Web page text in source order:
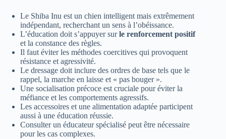
Le Shiba Inu est un chien intelligent mais extrêmement
indépendant, recherchant un sens à l’obéissance.
L’éducation doit s’appuyer surle renforcement positif
et la constance des règles.
Il faut éviter les méthodes coercitives qui provoquent
résistance et agressivité.
Le dressage doit inclure des ordres de base tels que le
rappel, la marche en laisse et « pas bouger ».
Une socialisation précoce est cruciale pour éviter la
méfiance et les comportements agressifs.
Les accessoires et une alimentation adaptée participent
aussi à une éducation réussie.
Consulter un éducateur spécialisé peut être nécessaire
pour les cas complexes.